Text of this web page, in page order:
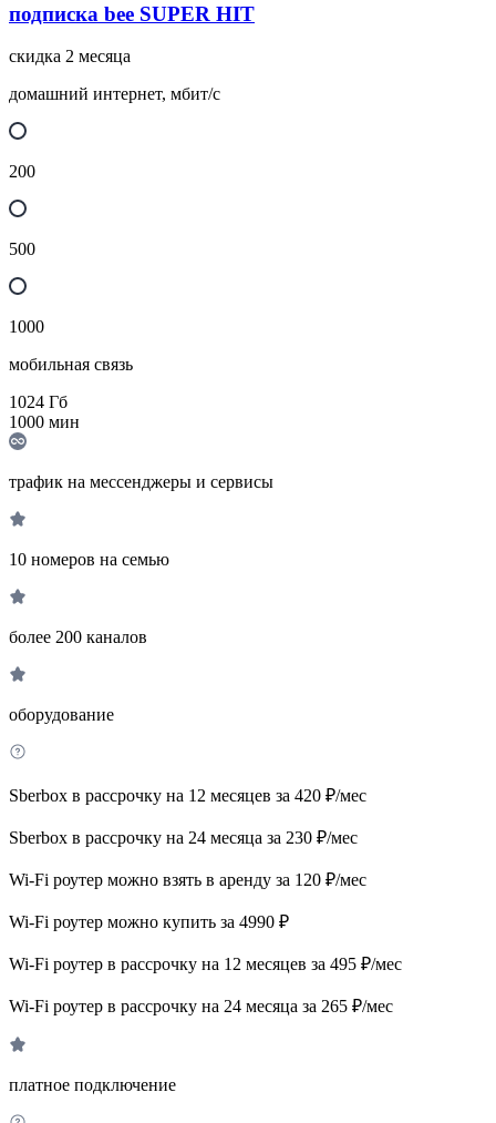
подписка bee SUPER HIT
скидка 2 месяца
домашний интернет, мбит/с
200
500
1000
мобильная связь
1024 Гб
1000 мин
трафик на мессенджеры и сервисы
10 номеров на семью
более 200 каналов
оборудование
Sberbox в рассрочку на 12 месяцев за 420 ₽/мес
Sberbox в рассрочку на 24 месяца за 230 ₽/мес
Wi-Fi роутер можно взять в аренду за 120 ₽/мес
Wi-Fi роутер можно купить за 4990 ₽
Wi-Fi роутер в рассрочку на 12 месяцев за 495 ₽/мес
Wi-Fi роутер в рассрочку на 24 месяца за 265 ₽/мес
платное подключение